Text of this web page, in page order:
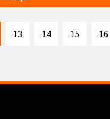
13 14 15 16